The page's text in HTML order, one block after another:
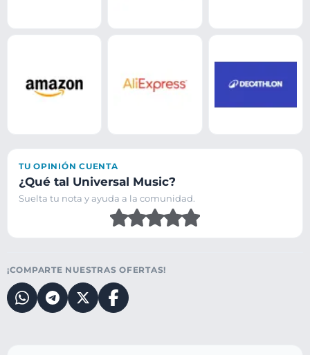
TU OPINIÓN CUENTA
¿Qué tal Universal Music?
Suelta tu nota y ayuda a la comunidad.
¡COMPARTE NUESTRAS OFERTAS!